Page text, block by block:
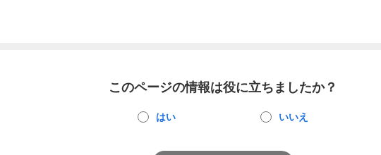
このページの情報は役に立ちましたか？
はい いいえ